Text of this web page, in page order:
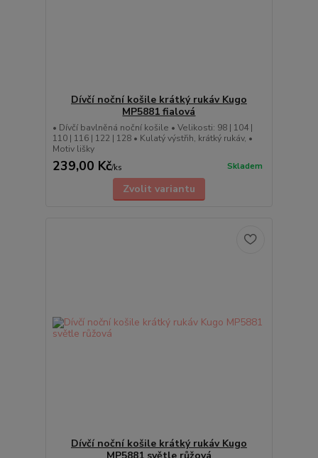
Dívčí noční košile krátký rukáv Kugo
MP5881 fialová
• Dívčí bavlněná noční košile • Velikosti: 98 | 104 |
110 | 116 | 122 | 128 • Kulatý výstřih, krátký rukáv, •
Motiv lišky
239,00 Kč/ks Skladem
Zvolit variantu
Dívčí noční košile krátký rukáv Kugo